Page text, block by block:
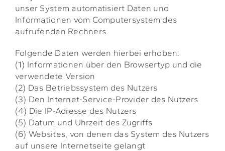
unser System automatisiert Daten und
Informationen vom Computersystem des
aufrufenden Rechners.
Folgende Daten werden hierbei erhoben:
(1) Informationen über den Browsertyp und die
verwendete Version
(2) Das Betriebssystem des Nutzers
(3) Den Internet-Service-Provider des Nutzers
(4) Die IP-Adresse des Nutzers
(5) Datum und Uhrzeit des Zugriffs
(6) Websites, von denen das System des Nutzers
auf unsere Internetseite gelangt